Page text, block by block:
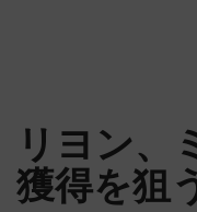
リヨン、
獲得を狙